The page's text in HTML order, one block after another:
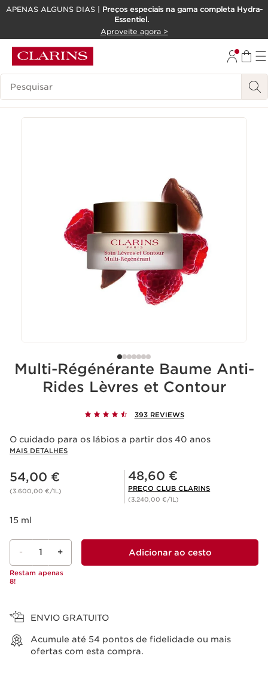
SALTAR PARA O CONTEÚDO
APENAS ALGUNS DIAS | Preços especiais na gama completa Hydra-
Essentiel.
Aproveite agora >
Pesquisar Legenda
Multi-Régénérante Baume Anti-
Rides Lèvres et Contour
393 REVIEWS
O cuidado para os lábios a partir dos 40 anos
MAIS DETALHES
Preço atual 54,00 €
54,00 €
(3.600,00 €/1L)
Preço Club Clarins 48,60 €
48,60 €
PREÇO CLUB CLARINS
(3.240,00 €/1L)
15 ml
- 1 +
Restam apenas
8!
Adicionar ao cesto
ENVIO GRATUITO
Acumule até 54 pontos de fidelidade ou mais
ofertas com esta compra.